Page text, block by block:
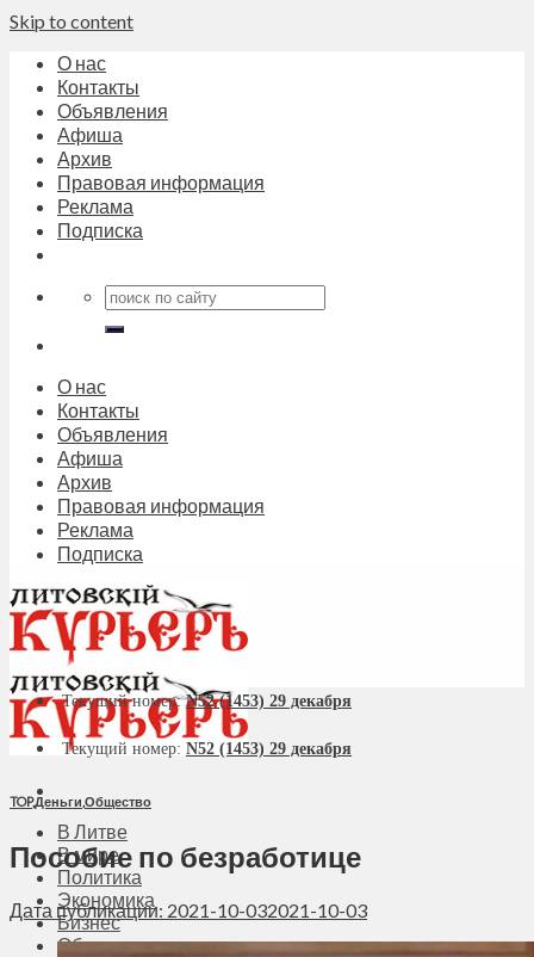
Skip to content
О нас
Контакты
Объявления
Афиша
Архив
Правовая информация
Реклама
Подписка
О нас
Контакты
Объявления
Афиша
Архив
Правовая информация
Реклама
Подписка
В Литве
В мире
Политика
Экономика
Бизнес
Общество
Текущий номер:N52 (1453) 29 декабря
Текущий номер: N52 (1453) 29 декабря
TOP,Деньги,Общество
Пособие по безработице
Дата публикации: 2021-10-032021-10-03